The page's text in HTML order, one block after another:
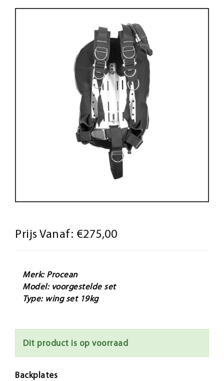
Prijs Vanaf: €275,00
Merk: Procean
Model: voorgestelde set
Type: wing set 19kg
Dit product is op voorraad
Backplates